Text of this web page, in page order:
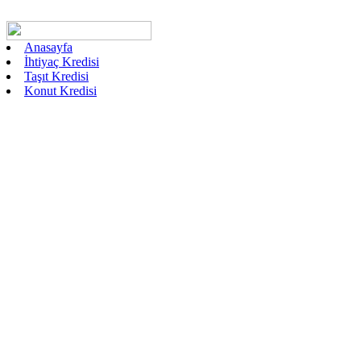
Anasayfa
İhtiyaç Kredisi
Taşıt Kredisi
Konut Kredisi